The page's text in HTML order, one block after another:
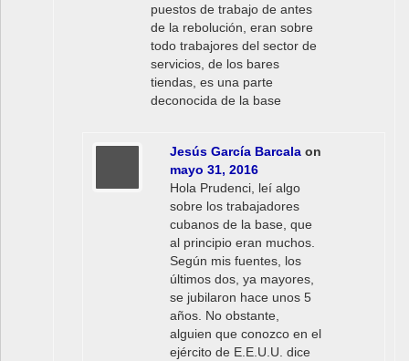
puestos de trabajo de antes
de la rebolución, eran sobre
todo trabajores del sector de
servicios, de los bares
tiendas, es una parte
deconocida de la base
Jesús García Barcala on
mayo 31, 2016
Hola Prudenci, leí algo
sobre los trabajadores
cubanos de la base, que
al principio eran muchos.
Según mis fuentes, los
últimos dos, ya mayores,
se jubilaron hace unos 5
años. No obstante,
alguien que conozco en el
ejército de E.E.U.U. dice